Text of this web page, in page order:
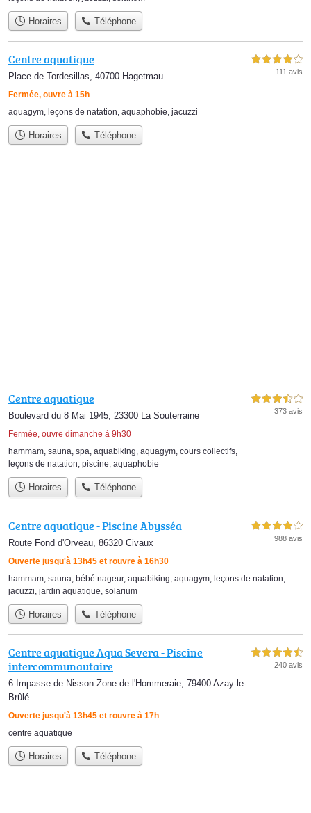
Horaires Téléphone
Centre aquatique
Place de Tordesillas, 40700 Hagetmau
Fermée, ouvre à 15h
4,0 étoiles sur 5
111 avis
aquagym, leçons de natation, aquaphobie, jacuzzi
Horaires Téléphone
Centre aquatique
Boulevard du 8 Mai 1945, 23300 La Souterraine
Fermée, ouvre dimanche à 9h30
3,5 étoiles sur 5
373 avis
hammam, sauna, spa, aquabiking, aquagym, cours collectifs,
leçons de natation, piscine, aquaphobie
Horaires Téléphone
Centre aquatique - Piscine Abysséa
Route Fond d'Orveau, 86320 Civaux
Ouverte jusqu'à 13h45 et rouvre à 16h30
4,0 étoiles sur 5
988 avis
hammam sauna bébé nageur, aquabiking aquagym leçons de natation
jacuzzi jardin aquatique solarium
Horaires Téléphone
Centre aquatique Aqua Severa - Piscine
intercommunautaire
6 Impasse de Nisson Zone de l'Hommeraie, 79400 Azay-le-
Brûlé
Ouverte jusqu'à 13h45 et rouvre à 17h
4,5 étoiles sur 5
240 avis
centre aquatique
Horaires Téléphone